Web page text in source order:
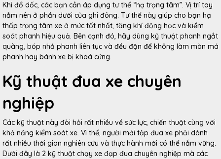
Khi đổ dốc, các bạn cần áp dụng tư thế “hạ trọng tâm”. Vị trí tay
nắm nên ở phần dưới của ghi đông. Tư thế này giúp cho bạn hạ
thấp trọng tâm xe ở mức tốt nhất, tăng khí động học và kiểm
soát phanh hiệu quả. Bên cạnh đó, hãy dùng kỹ thuật phanh ngắt
quãng, bóp nhả phanh liên tục và đều đặn để không làm mòn má
phanh hay bánh xe bị khoá cứng.
Kỹ thuật đua xe chuyên
nghiệp
Các kỹ thuật này đòi hỏi rất nhiều về sức lực, chiến thuật cùng với
khả năng kiểm soát xe. Vì thế, người mới tập đua xe phải dành
rất nhiều thời gian nghiên cứu và thực hành mới có thể nắm vững.
Dưới đây là 2 kỹ thuật chạy xe đạp đua chuyên nghiệp mà các